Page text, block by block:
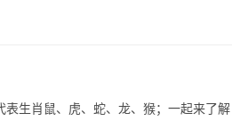
生肖鼠、虎、蛇、龙、猴；一起来了